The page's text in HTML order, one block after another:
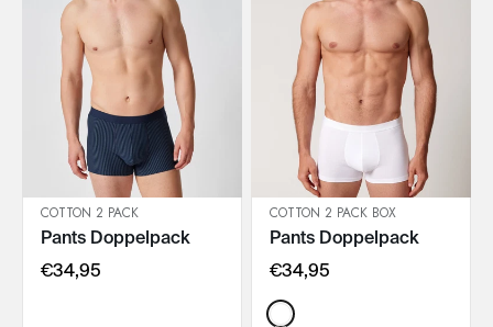
IN DEN WARENKORB
COTTON 2 PACK
Pants Doppelpack
€34,95
IN DEN WARENKORB
COTTON 2 PACK BOX
Pants Doppelpack
€34,95
Color: